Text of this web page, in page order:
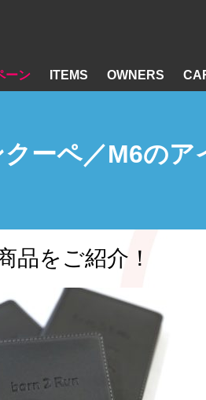
ーン ITEMS OWNERS
ーペ／M6のア
品をご紹介！